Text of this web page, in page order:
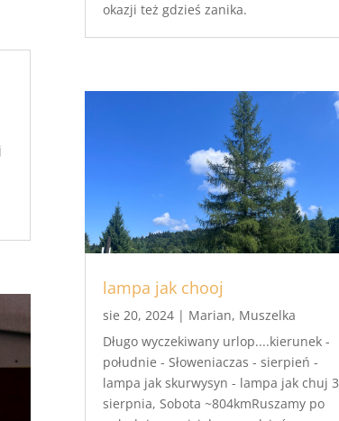
okazji też gdzieś zanika.
lampa jak chooj
sie 20, 2024| Marian, Muszelka
Długo wyczekiwany urlop....kierunek -
południe - Słoweniaczas - sierpień -
lampa jak skurwysyn - lampa jak chuj 3
sierpnia, Sobota ~804kmRuszamy po